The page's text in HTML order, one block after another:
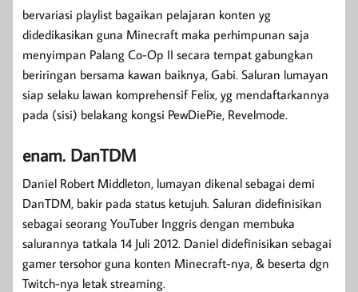
bervariasi playlist bagaikan pelajaran konten yg
didedikasikan guna Minecraft maka perhimpunan saja
menyimpan Palang Co-Op II secara tempat gabungkan
beriringan bersama kawan baiknya, Gabi. Saluran lumayan
siap selaku lawan komprehensif Felix, yg mendaftarkannya
pada (sisi) belakang kongsi PewDiePie, Revelmode.
enam. DanTDM
Daniel Robert Middleton, lumayan dikenal sebagai demi
DanTDM, bakir pada status ketujuh. Saluran didefinisikan
sebagai seorang YouTuber Inggris dengan membuka
salurannya tatkala 14 Juli 2012. Daniel didefinisikan sebagai
gamer tersohor guna konten Minecraft-nya, & beserta dgn
Twitch-nya letak streaming.